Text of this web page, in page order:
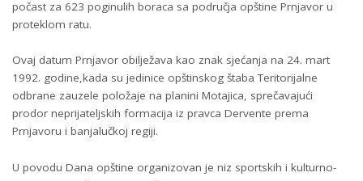
počast za 623 poginulih boraca sa područja opštine Prnjavor u
proteklom ratu.
Ovaj datum Prnjavor obilježava kao znak sjećanja na 24. mart
1992. godine,kada su jedinice opštinskog štaba Teritorijalne
odbrane zauzele položaje na planini Motajica, sprečavajući
prodor neprijateljskih formacija iz pravca Dervente prema
Prnjavoru i banjalučkoj regiji.
U povodu Dana opštine organizovan je niz sportskih i kulturno-